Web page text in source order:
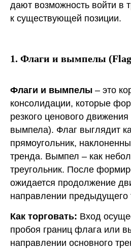
дают возможность войти в
к существующей позиции.
1. Флаги и вымпелы
Флаги и вымпелы – это
консолидации, которые
резкого ценового
вымпела). Флаг выглядит
прямоугольник,
тренда. Вымпел – как
треугольник. После
ожидается продолжение
направлении предыдущего
Как торговать: Вход
пробоя границ флага или
направлении основного